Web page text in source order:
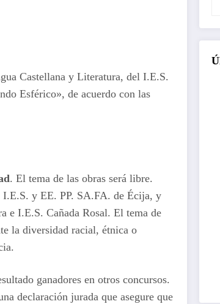
Castellana y Literatura, del I.E.S.
Esférico», de acuerdo con las
. El tema de las obras será libre.
I.E.S. y EE. PP. SA.FA. de Écija, y
e I.E.S. Cañada Rosal. El tema de
la diversidad racial, étnica o
ganadores en otros concursos.
declaración jurada que asegure que